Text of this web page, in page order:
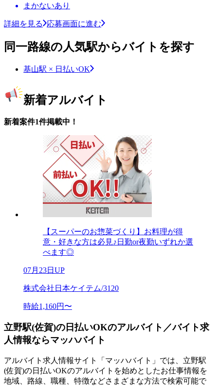
まかないあり
詳細を見る 応募画面に進む
同一路線の人気駅からバイトを探す
基山駅 × 日払いOK
新着アルバイト
新着案件1件掲載中！
【スーパーのお惣菜づくり】お料理が得
意・好きな方は必見♪日勤or夜勤いずれか選
べます◎
07月23日UP
株式会社日本ケイテム/3120
時給1,160円〜
立野駅(佐賀)の日払いOKのアルバイト／バイト求
人情報ならマッハバイト
アルバイト求人情報サイト「マッハバイト」では、立野駅
(佐賀)の日払いOKのアルバイトを始めとしたお仕事情報を
地域、路線、職種、特徴などさまざまな方法で検索可能で